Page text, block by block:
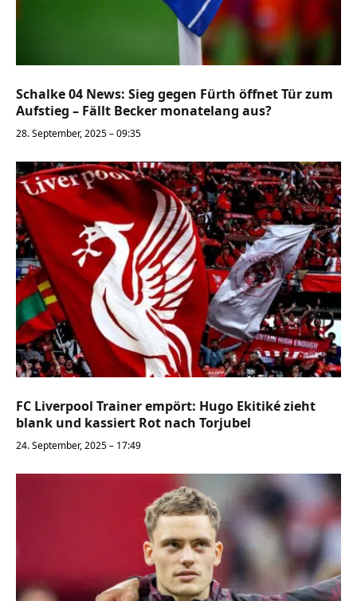
Schalke 04 News: Sieg gegen Fürth öffnet Tür zum
Aufstieg – Fällt Becker monatelang aus?
28. September, 2025 – 09:35
FC Liverpool Trainer empört: Hugo Ekitiké zieht
blank und kassiert Rot nach Torjubel
24. September, 2025 – 17:49